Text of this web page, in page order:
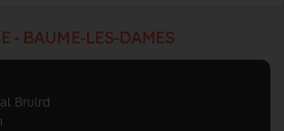
- BAUME-LES-DAMES
Brulrd